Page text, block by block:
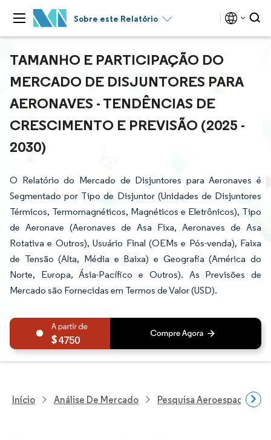
Sobre este Relatório
TAMANHO E PARTICIPAÇÃO DO
MERCADO DE DISJUNTORES PARA
AERONAVES - TENDÊNCIAS DE
CRESCIMENTO E PREVISÃO (2025 -
2030)
O Relatório do Mercado de Disjuntores para Aeronaves é
Segmentado por Tipo de Disjuntor (Unidades de Disjuntores
Térmicos, Termomagnéticos, Magnéticos e Eletrônicos), Tipo
de Aeronave (Aeronaves de Asa Fixa, Aeronaves de Asa
Rotativa e Outros), Usuário Final (OEMs e Pós-venda), Faixa
de Tensão (Alta, Média e Baixa) e Geografia (América do
Norte, Europa, Ásia-Pacífico e Outros). As Previsões de
Mercado são Fornecidas em Termos de Valor (USD).
4750
Início Análise De Mercado Pesquisa Aeroespacial E